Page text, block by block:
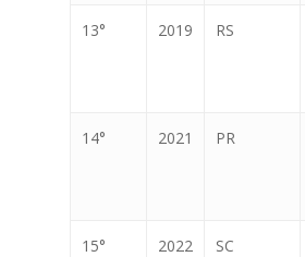
13° 2019 RS
14° 2021 PR
15° 2022 SC